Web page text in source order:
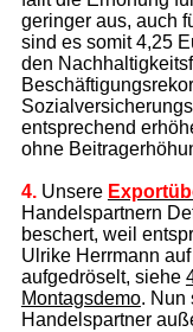
geringer aus, auch
sind es somit 4,25
den
entsprechend
ohne
4.Unsere
Handelspartnern
beschert, weil
Ulrike Herrmann
aufgedröselt, siehe
Montagsdemo. Nun
Handelspartner